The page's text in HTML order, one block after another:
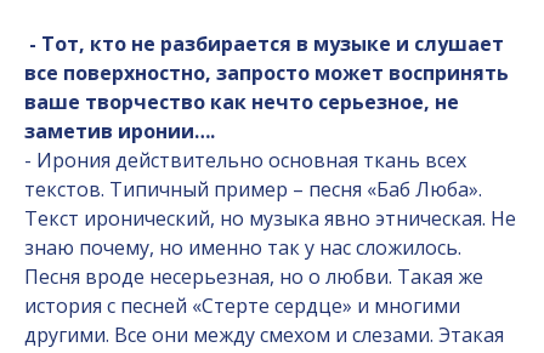
- Тот, кто не разбирается в музыке и слушает
все поверхностно, запросто может воспринять
ваше творчество как нечто серьезное, не
заметив иронии….
- Ирония действительно основная ткань всех
текстов. Типичный пример – песня «Баб Люба».
Текст иронический, но музыка явно этническая. Не
знаю почему, но именно так у нас сложилось.
Песня вроде несерьезная, но о любви. Такая же
история с песней «Стерте сердце» и многими
другими. Все они между смехом и слезами. Этакая